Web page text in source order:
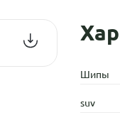
Шипы
suv